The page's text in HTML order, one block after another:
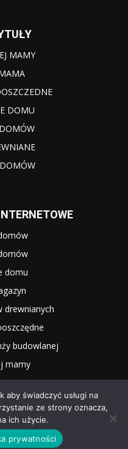
MAMY
DOMU
domu
drewnianych
budowlanej
mamy
I OGRÓD
aby świadczyć usługi na
ze strony oznacza,
ich użycie.
prywatności